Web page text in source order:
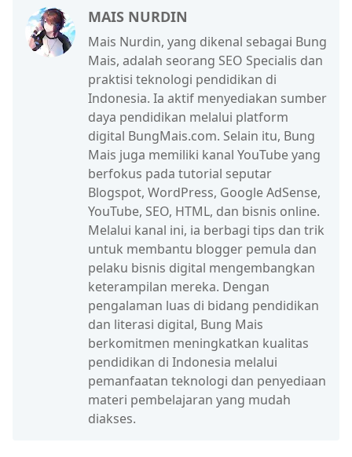
MAIS NURDIN
Mais Nurdin, yang dikenal sebagai Bung
Mais, adalah seorang SEO Specialis dan
praktisi teknologi pendidikan di
Indonesia. Ia aktif menyediakan sumber
daya pendidikan melalui platform
digital BungMais.com. Selain itu, Bung
Mais juga memiliki kanal YouTube yang
berfokus pada tutorial seputar
Blogspot, WordPress, Google AdSense,
YouTube, SEO, HTML, dan bisnis online.
Melalui kanal ini, ia berbagi tips dan trik
untuk membantu blogger pemula dan
pelaku bisnis digital mengembangkan
keterampilan mereka. Dengan
pengalaman luas di bidang pendidikan
dan literasi digital, Bung Mais
berkomitmen meningkatkan kualitas
pendidikan di Indonesia melalui
pemanfaatan teknologi dan penyediaan
materi pembelajaran yang mudah
diakses.